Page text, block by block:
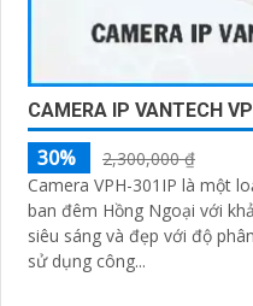
CAMERA IP VANTECH
30%
2,300,000 ₫
Camera VPH-301IP là một
ban đêm Hồng Ngoại với
siêu sáng và đẹp với độ phân
sử dụng công...